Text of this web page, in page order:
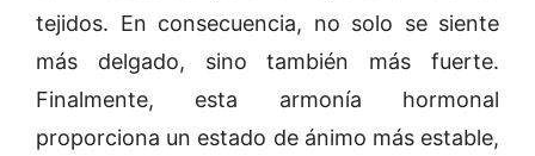
tejidos. En consecuencia, no solo se siente
más delgado, sino también más fuerte.
Finalmente, esta armonía hormonal
proporciona un estado de ánimo más estable,